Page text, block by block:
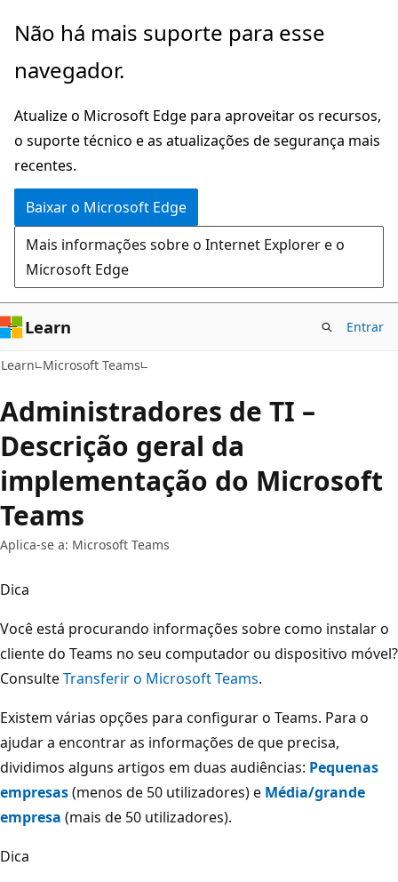
Pular
o
principal
Não há mais suporte para esse
navegador.
Atualize o Microsoft Edge para aproveitar os recursos,
o suporte técnico e as atualizações de segurança mais
recentes.
Baixar o Microsoft Edge
Mais informações sobre o Internet Explorer e o
Microsoft Edge
Learn Entrar
Learn Microsoft Teams
Administradores de TI –
Descrição geral da
implementação do Microsoft
Teams
Aplica-se a: Microsoft Teams
Dica
Você está procurando informações sobre como instalar o
cliente do Teams no seu computador ou dispositivo móvel?
ConsulteTransferir o Microsoft Teams.
Existem várias opções para configurar o Teams. Para o
ajudar a encontrar as informações de que precisa,
dividimos alguns artigos em duas audiências: Pequenas
empresas(menos de 50 utilizadores) e Média/grande
empresa (mais de 50 utilizadores).
Dica